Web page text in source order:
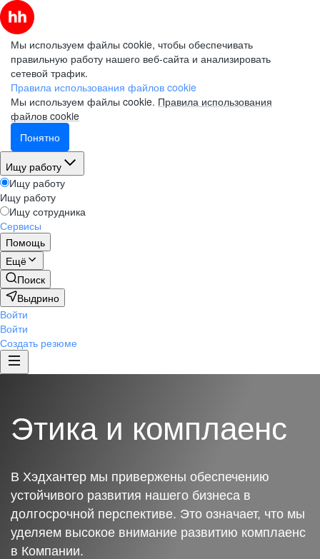
Мы используем файлы cookie, чтобы обеспечивать
правильную работу нашего веб-сайта и анализировать
сетевой трафик.
Правила использования файлов cookie
Мы используем файлы cookie. Правила использования
файлов cookie
Понятно
Ищу работу
Ищу работу
Ищу работу
Ищу сотрудника
Сервисы
Помощь
Ещё
Поиск
Выдрино
Войти
Войти
Создать резюме
Этика и комплаенс
В Хэдхантер мы привержены обеспечению
устойчивого развития нашего бизнеса в
долгосрочной перспективе. Это означает, что мы
уделяем высокое внимание развитию комплаенс
в Компании.